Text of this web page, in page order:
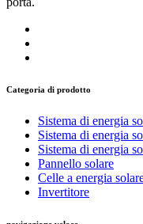
Categoria di prodotto
Sistema di energia
Sistema di energia
Sistema di energia
Pannello solare
Celle a energia
Invertitore